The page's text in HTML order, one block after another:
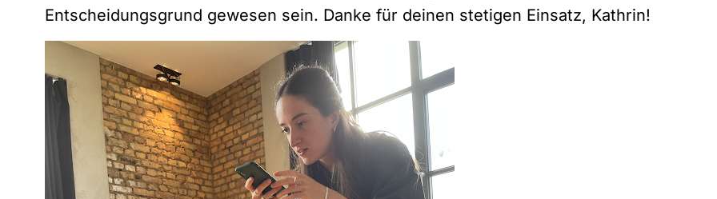
Entscheidungsgrund gewesen sein. Danke für deinen stetigen Einsatz, Kathrin!